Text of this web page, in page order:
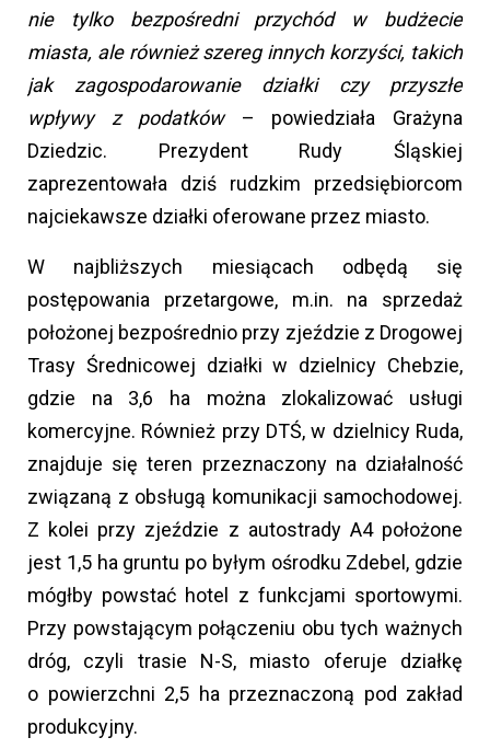
nie tylko bezpośredni przychód w budżecie
miasta, ale również szereg innych korzyści, takich
jak zagospodarowanie działki czy przyszłe
wpływy z podatków– powiedziała Grażyna
Dziedzic. Prezydent Rudy Śląskiej
zaprezentowała dziś rudzkim przedsiębiorcom
najciekawsze działki oferowane przez miasto.
W najbliższych miesiącach odbędą się
postępowania przetargowe, m.in. na sprzedaż
położonej bezpośrednio przy zjeździe z Drogowej
Trasy Średnicowej działki w dzielnicy Chebzie,
gdzie na 3,6 ha można zlokalizować usługi
komercyjne. Również przy DTŚ, w dzielnicy Ruda,
znajduje się teren przeznaczony na działalność
związaną z obsługą komunikacji samochodowej.
Z kolei przy zjeździe z autostrady A4 położone
jest 1,5 ha gruntu po byłym ośrodku Zdebel, gdzie
mógłby powstać hotel z funkcjami sportowymi.
Przy powstającym połączeniu obu tych ważnych
dróg, czyli trasie N-S, miasto oferuje działkę
o powierzchni 2,5 ha przeznaczoną pod zakład
produkcyjny.